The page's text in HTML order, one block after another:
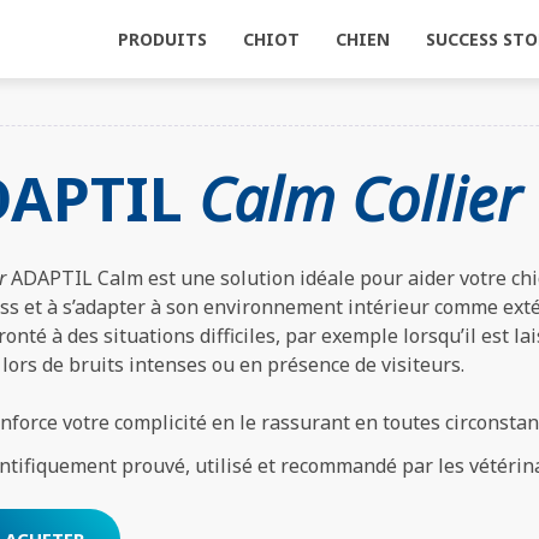
PRODUITS
Calm
ADAPTILCalm
ADAPTILCalm
CHIOT
PLEURS
LA SOLITUDE
L’ÉDUCATION ET
CHIEN
LES BRUITS
ADOPTER UN
SUCCESS
TÉMOIGNAGES
5 MANIÈRES POUR LES CHIOTS DE NOUS
MONTRER LEUR AMOUR AU QUOTIDIEN
L'APPRENTISSAGE DE LA PROPRETÉ
COMMENT ÉDUQUER SON CHIOT MALGRÉ LES
CONSIGNES DE CONFINEMENT?
COMMENT AIDER VOTRE CHIOT À S’ADAPTER
À SA NOUVELLE MAISON ?
LES TRAJETS EN VOITURE AVEC VOTRE CHIOT
Calm Collier
ADAPTIL Calm est une solution idéale pour aider votre
et à s’adapter à son environnement intérieur comme
à des situations difficiles, par exemple lorsqu’il est
de bruits intenses ou en présence de visiteurs.
votre complicité en le rassurant en toutes
prouvé, utilisé et recommandé par les